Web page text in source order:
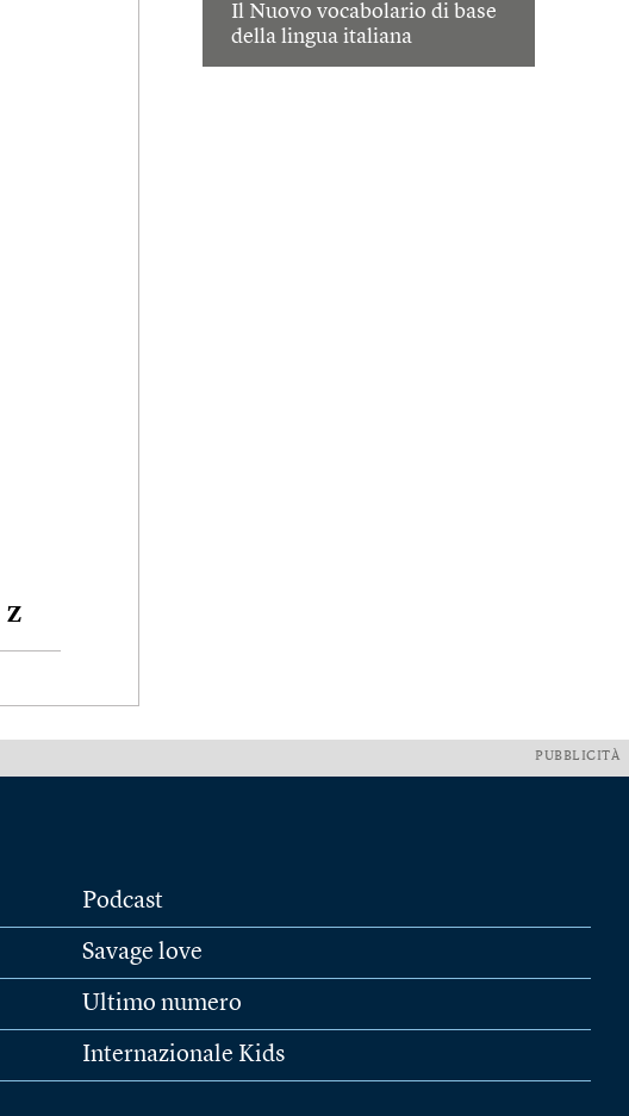
Il Nuovo vocabolario di base
della lingua italiana
Z
PUBBLICITÀ
Podcast
Savage love
Ultimo numero
Internazionale Kids